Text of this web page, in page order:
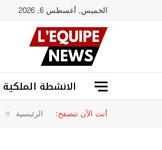
الخميس, أغسطس 6, 2026
الانشطة الملكية
أنت الآن تتصفح: الرئيسية »